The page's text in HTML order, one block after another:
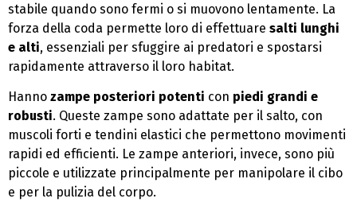
stabile quando sono fermi o si muovono lentamente. La
forza della coda permette loro di effettuare salti lunghi
e alti, essenziali per sfuggire ai predatori e spostarsi
rapidamente attraverso il loro habitat.
Hanno zampe posteriori potenti con piedi grandi e
robusti. Queste zampe sono adattate per il salto, con
muscoli forti e tendini elastici che permettono movimenti
rapidi ed efficienti. Le zampe anteriori, invece, sono più
piccole e utilizzate principalmente per manipolare il cibo
e per la pulizia del corpo.